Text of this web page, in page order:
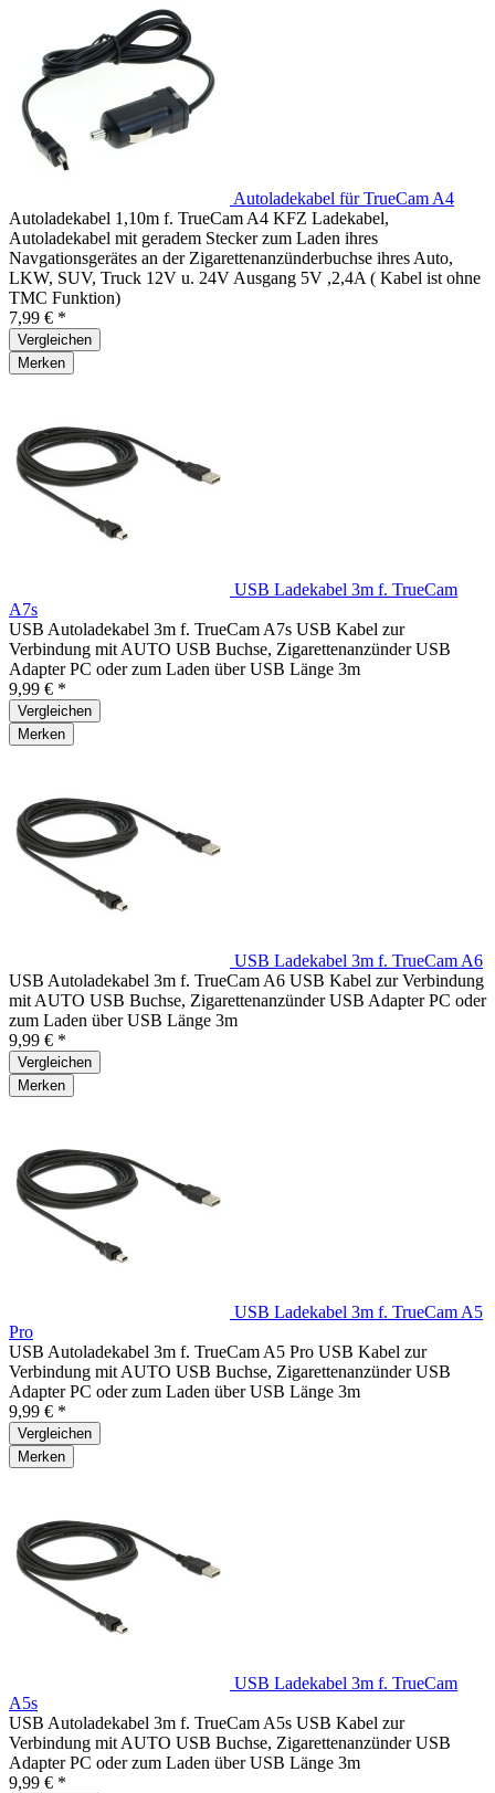
Autoladekabel für TrueCam A4
Autoladekabel 1,10m f. TrueCam A4 KFZ Ladekabel,
Autoladekabel mit geradem Stecker zum Laden ihres
Navgationsgerätes an der Zigarettenanzünderbuchse ihres Auto,
LKW, SUV, Truck 12V u. 24V Ausgang 5V ,2,4A ( Kabel ist ohne
TMC Funktion)
7,99 € *
Vergleichen
Merken
USB Ladekabel 3m f. TrueCam
A7s
USB Autoladekabel 3m f. TrueCam A7s USB Kabel zur
Verbindung mit AUTO USB Buchse, Zigarettenanzünder USB
Adapter PC oder zum Laden über USB Länge 3m
9,99 € *
Vergleichen
Merken
USB Ladekabel 3m f. TrueCam A6
USB Autoladekabel 3m f. TrueCam A6 USB Kabel zur Verbindung
mit AUTO USB Buchse, Zigarettenanzünder USB Adapter PC oder
zum Laden über USB Länge 3m
9,99 € *
Vergleichen
Merken
USB Ladekabel 3m f. TrueCam A5
Pro
USB Autoladekabel 3m f. TrueCam A5 Pro USB Kabel zur
Verbindung mit AUTO USB Buchse, Zigarettenanzünder USB
Adapter PC oder zum Laden über USB Länge 3m
9,99 € *
Vergleichen
Merken
USB Ladekabel 3m f. TrueCam
A5s
USB Autoladekabel 3m f. TrueCam A5s USB Kabel zur
Verbindung mit AUTO USB Buchse, Zigarettenanzünder USB
Adapter PC oder zum Laden über USB Länge 3m
9,99 € *